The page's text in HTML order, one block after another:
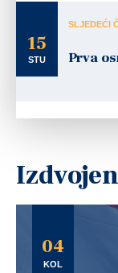
15
STU
SLJEDEĆI
Prva
04
KOL